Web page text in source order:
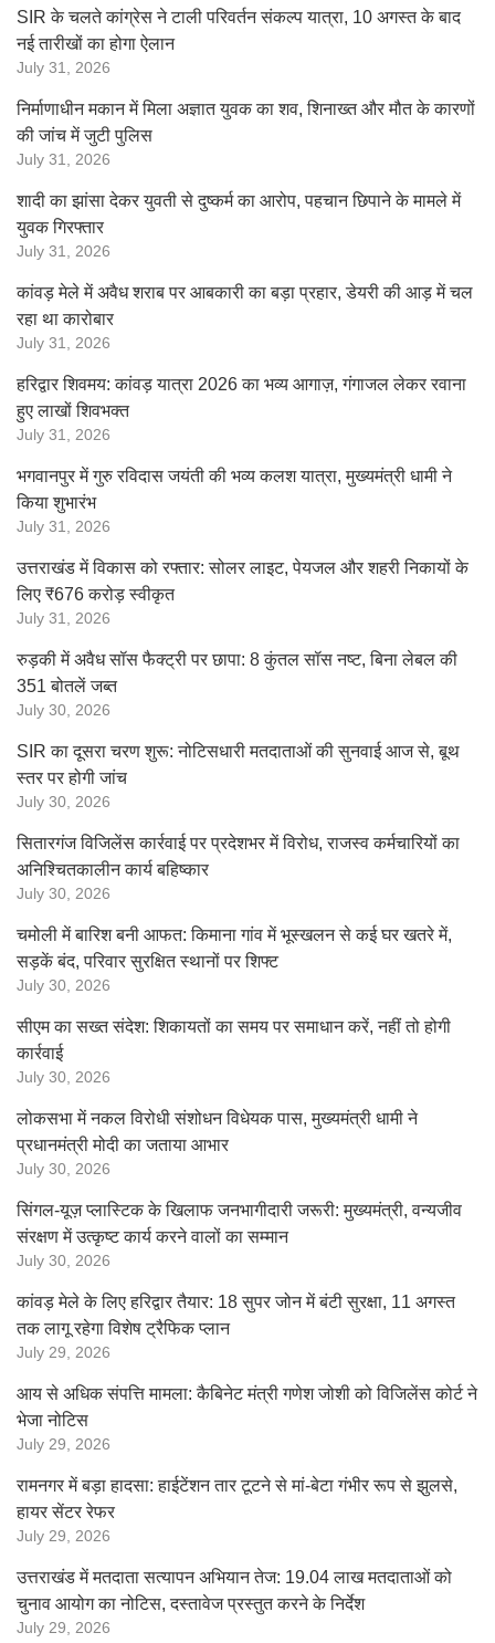
SIR के चलते कांग्रेस ने टाली परिवर्तन संकल्प यात्रा, 10 अगस्त के बाद
नई तारीखों का होगा ऐलान
July 31, 2026
निर्माणाधीन मकान में मिला अज्ञात युवक का शव, शिनाख्त और मौत के कारणों
की जांच में जुटी पुलिस
July 31, 2026
शादी का झांसा देकर युवती से दुष्कर्म का आरोप, पहचान छिपाने के मामले में
युवक गिरफ्तार
July 31, 2026
कांवड़ मेले में अवैध शराब पर आबकारी का बड़ा प्रहार, डेयरी की आड़ में चल
रहा था कारोबार
July 31, 2026
हरिद्वार शिवमय: कांवड़ यात्रा 2026 का भव्य आगाज़, गंगाजल लेकर रवाना
हुए लाखों शिवभक्त
July 31, 2026
भगवानपुर में गुरु रविदास जयंती की भव्य कलश यात्रा, मुख्यमंत्री धामी ने
किया शुभारंभ
July 31, 2026
उत्तराखंड में विकास को रफ्तार: सोलर लाइट, पेयजल और शहरी निकायों के
लिए ₹676 करोड़ स्वीकृत
July 31, 2026
रुड़की में अवैध सॉस फैक्ट्री पर छापा: 8 कुंतल सॉस नष्ट, बिना लेबल की
351 बोतलें जब्त
July 30, 2026
SIR का दूसरा चरण शुरू: नोटिसधारी मतदाताओं की सुनवाई आज से, बूथ
स्तर पर होगी जांच
July 30, 2026
सितारगंज विजिलेंस कार्रवाई पर प्रदेशभर में विरोध, राजस्व कर्मचारियों का
अनिश्चितकालीन कार्य बहिष्कार
July 30, 2026
चमोली में बारिश बनी आफत: किमाना गांव में भूस्खलन से कई घर खतरे में,
सड़कें बंद, परिवार सुरक्षित स्थानों पर शिफ्ट
July 30, 2026
सीएम का सख्त संदेश: शिकायतों का समय पर समाधान करें, नहीं तो होगी
कार्रवाई
July 30, 2026
लोकसभा में नकल विरोधी संशोधन विधेयक पास, मुख्यमंत्री धामी ने
प्रधानमंत्री मोदी का जताया आभार
July 30, 2026
सिंगल-यूज़ प्लास्टिक के खिलाफ जनभागीदारी जरूरी: मुख्यमंत्री, वन्यजीव
संरक्षण में उत्कृष्ट कार्य करने वालों का सम्मान
July 30, 2026
कांवड़ मेले के लिए हरिद्वार तैयार: 18 सुपर जोन में बंटी सुरक्षा, 11 अगस्त
तक लागू रहेगा विशेष ट्रैफिक प्लान
July 29, 2026
आय से अधिक संपत्ति मामला: कैबिनेट मंत्री गणेश जोशी को विजिलेंस कोर्ट ने
भेजा नोटिस
July 29, 2026
रामनगर में बड़ा हादसा: हाईटेंशन तार टूटने से मां-बेटा गंभीर रूप से झुलसे,
हायर सेंटर रेफर
July 29, 2026
उत्तराखंड में मतदाता सत्यापन अभियान तेज: 19.04 लाख मतदाताओं को
चुनाव आयोग का नोटिस, दस्तावेज प्रस्तुत करने के निर्देश
July 29, 2026